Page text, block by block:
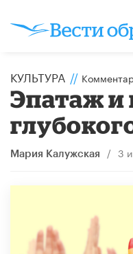
КУЛЬТУРА //
Эпатаж и
Мария Калужская / 3